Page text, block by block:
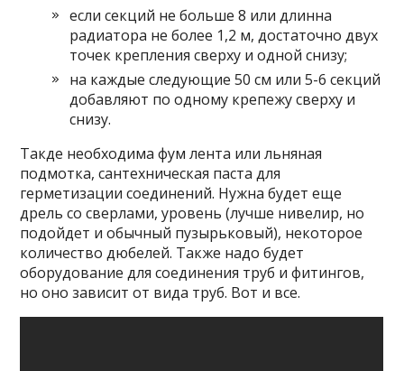
если секций не больше 8 или длинна
радиатора не более 1,2 м, достаточно двух
точек крепления сверху и одной снизу;
на каждые следующие 50 см или 5-6 секций
добавляют по одному крепежу сверху и
снизу.
Такде необходима фум лента или льняная
подмотка, сантехническая паста для
герметизации соединений. Нужна будет еще
дрель со сверлами, уровень (лучше нивелир, но
подойдет и обычный пузырьковый), некоторое
количество дюбелей. Также надо будет
оборудование для соединения труб и фитингов,
но оно зависит от вида труб. Вот и все.